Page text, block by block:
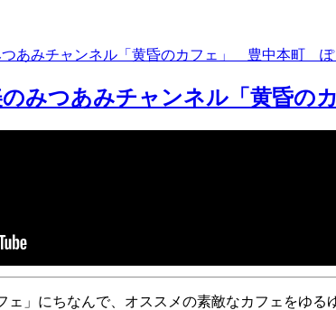
あみチャンネル「黄昏のカフェ」 豊中本町 ぽ
みつあみチャンネル「黄昏
ェ」にちなんで、オススメの素敵なカフェをゆる